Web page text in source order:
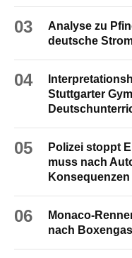
03
Analyse zu
deutsche
04
Stuttgarter
05
Polizei stoppt
muss nach
06
Monaco-
nach